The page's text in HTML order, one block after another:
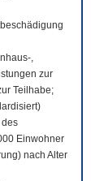
,
zur
Teilhabe;
des
Einwohner
nach Alter